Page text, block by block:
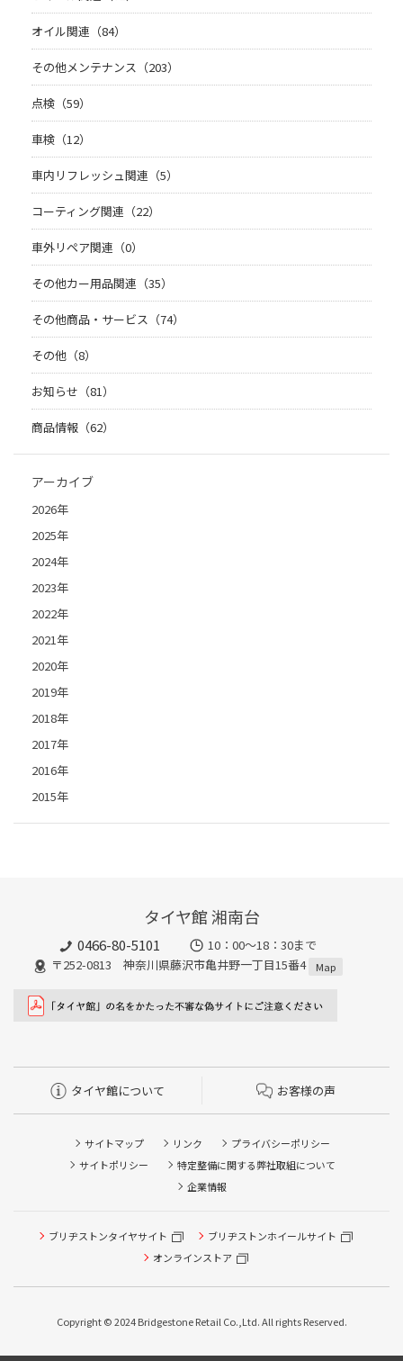
オイル関連（84）
その他メンテナンス（203）
点検（59）
車検（12）
車内リフレッシュ関連（5）
コーティング関連（22）
車外リペア関連（0）
その他カー用品関連（35）
その他商品・サービス（74）
その他（8）
お知らせ（81）
商品情報（62）
アーカイブ
2026年
2025年
2024年
2023年
2022年
2021年
2020年
2019年
2018年
2017年
2016年
2015年
タイヤ館 湘南台
0466-80-5101
10：00～18：30まで
〒252-0813 神奈川県藤沢市亀井野一丁目15番4
Map
タイヤ館について お客様の声
サイトマップ リンク
プライバシーポリシー
サイトポリシー
特定整備に関する弊社取組について
企業情報
ブリヂストンタイヤサイト
ブリヂストンホイールサイト
オンラインストア
Copyright © 2024 Bridgestone Retail Co.,Ltd. All rights Reserved.
タイヤ点検・安全点検/タイヤ履き替え/オイル交換/その他
ピット作業の予約
本日のタイヤ履き替え順番待ち予約 ※クローク契約会員の